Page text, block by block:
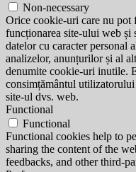
Non-necessary
Orice cookie-uri care nu pot
funcționarea site-ului web și
datelor cu caracter personal
analizelor, anunțurilor și al
denumite cookie-uri inutile.
consimțământul
site-ul dvs. web.
Functional
Functional
Functional cookies help to
sharing the content of the
feedbacks, and other third-